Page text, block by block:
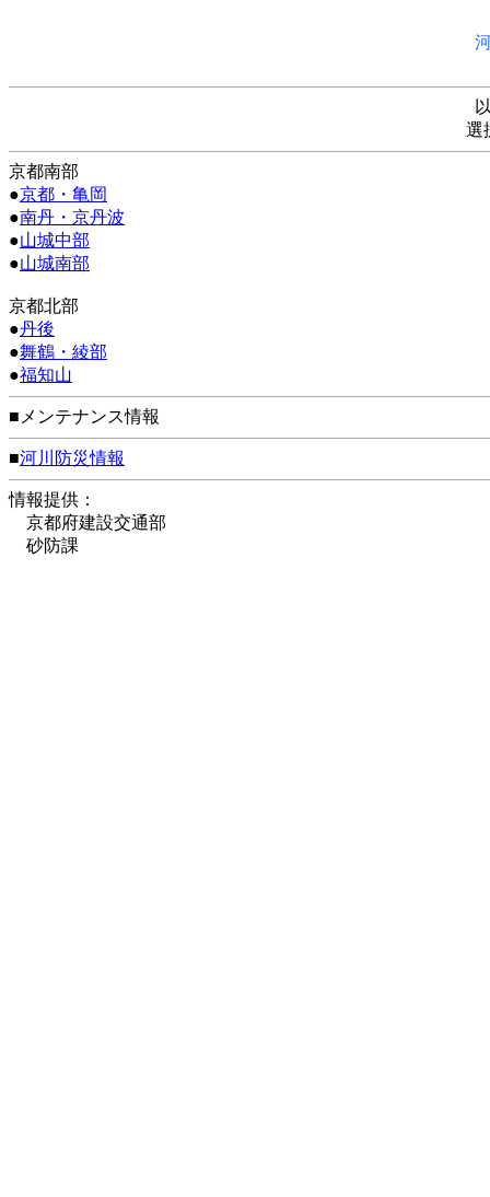
選
京都南部
●京都・亀岡
●南丹・京丹波
●山城中部
●山城南部
京都北部
●丹後
●舞鶴・綾部
●福知山
■メンテナンス情報
■河川防災情報
情報提供：
京都府建設交通部
砂防課